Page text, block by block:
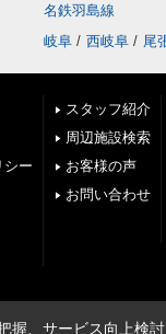
名鉄羽島線
岐阜 / 西岐阜 / 尾
シー
スタッフ紹介
周辺施設検索
お客様の声
お問い合わせ
握、サービス向上検